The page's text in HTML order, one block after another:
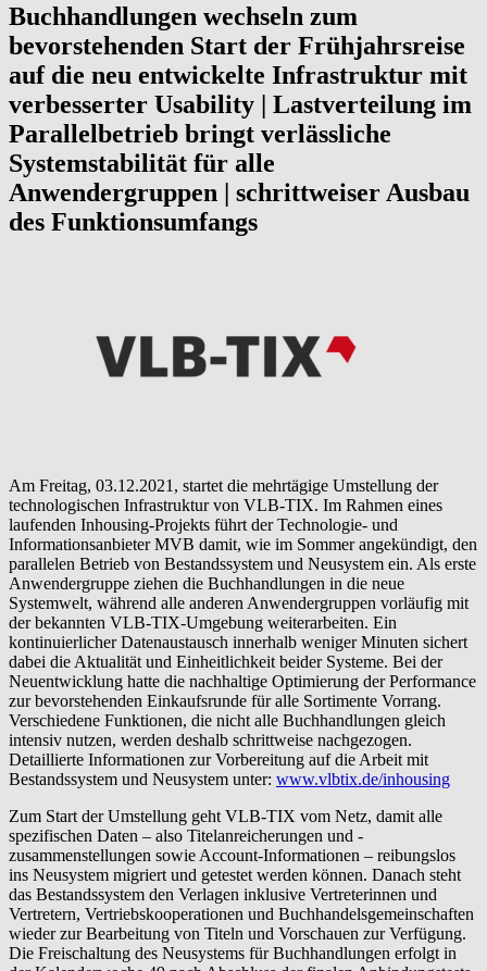
Buchhandlungen wechseln zum
bevorstehenden Start der Frühjahrsreise
auf die neu entwickelte Infrastruktur mit
verbesserter Usability | Lastverteilung im
Parallelbetrieb bringt verlässliche
Systemstabilität für alle
Anwendergruppen | schrittweiser Ausbau
des Funktionsumfangs
Am Freitag, 03.12.2021, startet die mehrtägige Umstellung der
technologischen Infrastruktur von VLB-TIX. Im Rahmen eines
laufenden Inhousing-Projekts führt der Technologie- und
Informationsanbieter MVB damit, wie im Sommer angekündigt, den
parallelen Betrieb von Bestandssystem und Neusystem ein. Als erste
Anwendergruppe ziehen die Buchhandlungen in die neue
Systemwelt, während alle anderen Anwendergruppen vorläufig mit
der bekannten VLB-TIX-Umgebung weiterarbeiten. Ein
kontinuierlicher Datenaustausch innerhalb weniger Minuten sichert
dabei die Aktualität und Einheitlichkeit beider Systeme. Bei der
Neuentwicklung hatte die nachhaltige Optimierung der Performance
zur bevorstehenden Einkaufsrunde für alle Sortimente Vorrang.
Verschiedene Funktionen, die nicht alle Buchhandlungen gleich
intensiv nutzen, werden deshalb schrittweise nachgezogen.
Detaillierte Informationen zur Vorbereitung auf die Arbeit mit
Bestandssystem und Neusystem unter: www.vlbtix.de/inhousing
Zum Start der Umstellung geht VLB-TIX vom Netz, damit alle
spezifischen Daten – also Titelanreicherungen und -
zusammenstellungen sowie Account-Informationen – reibungslos
ins Neusystem migriert und getestet werden können. Danach steht
das Bestandssystem den Verlagen inklusive Vertreterinnen und
Vertretern, Vertriebskooperationen und Buchhandelsgemeinschaften
wieder zur Bearbeitung von Titeln und Vorschauen zur Verfügung.
Die Freischaltung des Neusystems für Buchhandlungen erfolgt in